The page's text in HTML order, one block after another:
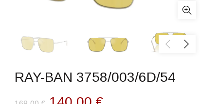
RAY-BAN 3758/003/6D/54